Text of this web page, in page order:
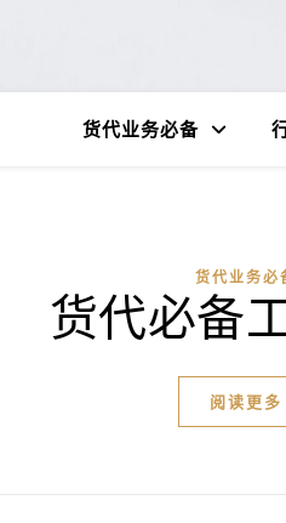
货代业务必备
货代业务必
货代必备
阅读更多